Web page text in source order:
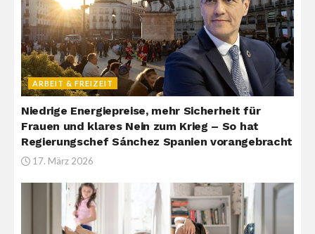
ARBEIT & FREIZEIT
Niedrige Energiepreise, mehr Sicherheit für
Frauen und klares Nein zum Krieg – So hat
Regierungschef Sánchez Spanien vorangebracht
17. März 2026